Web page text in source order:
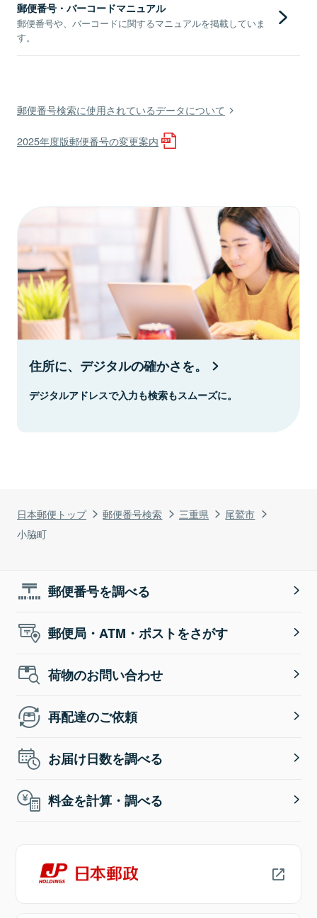
日本郵便トップ 郵便番号検索 三重県
尾鷲市
小脇町
郵便番号・バーコードマニュアル
郵便番号や、バーコードに関するマニュアルを掲載していま
す。
郵便番号検索に使用されているデータについて
2025年度版郵便番号の変更案内
住所に、デジタルの確かさを。
デジタルアドレスで入力も検索もスムーズに。
郵便番号を調べる
郵便局・ATM・ポストをさがす
荷物のお問い合わせ
再配達のご依頼
お届け日数を調べる
料金を計算・調べる